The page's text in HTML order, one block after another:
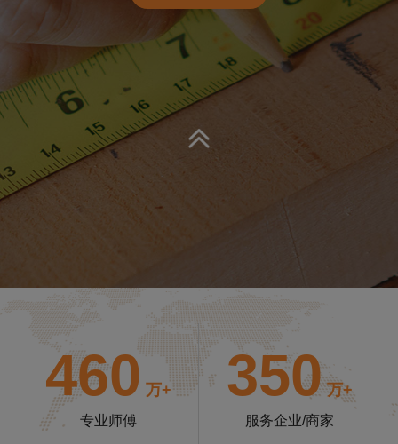
460 万+
专业师傅
350万+
服务企业/商家